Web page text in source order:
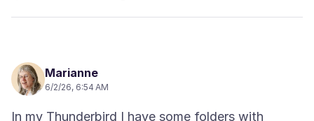
Marianne
6/2/26, 6:54 AM
In my Thunderbird I have some folders with